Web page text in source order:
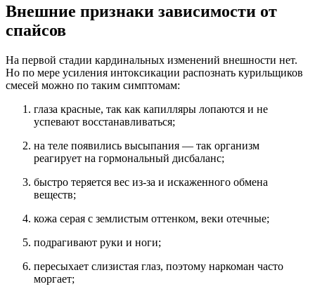
Отправить заявку
Внешние признаки зависимости от
спайсов
На первой стадии кардинальных изменений внешности нет.
Но по мере усиления интоксикации распознать курильщиков
смесей можно по таким симптомам:
глаза красные, так как капилляры лопаются и не
успевают восстанавливаться;
на теле появились высыпания — так организм
реагирует на гормональный дисбаланс;
быстро теряется вес из-за и искаженного обмена
веществ;
кожа серая с землистым оттенком, веки отечные;
подрагивают руки и ноги;
пересыхает слизистая глаз, поэтому наркоман часто
моргает;